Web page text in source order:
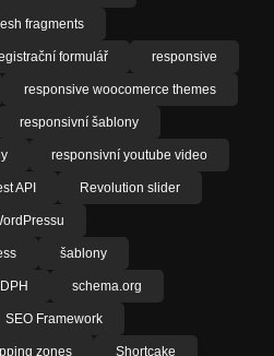
fragments
formulář responsive
responsive woocomerce themes
responsivní šablony
responsivní youtube video
API Revolution slider
šablony
schema.org
SEO Framework
zones Shortcake